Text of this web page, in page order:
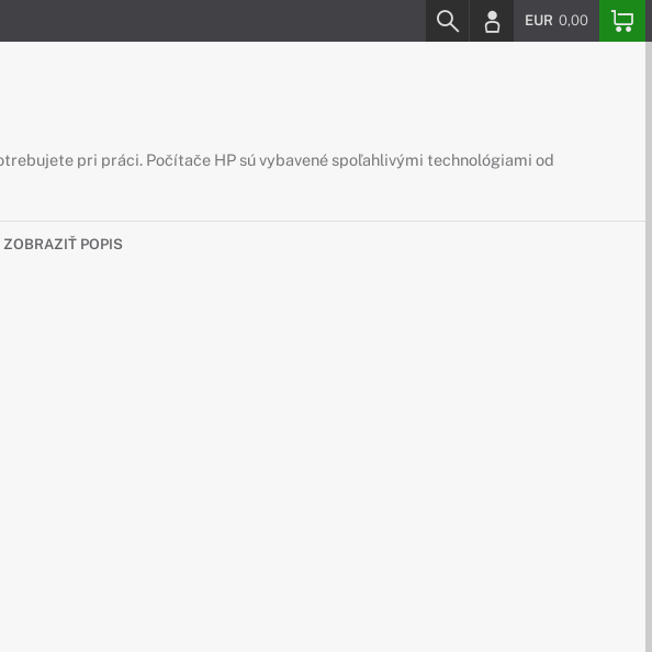
EUR 0,00
pri práci. Počítače HP sú vybavené spoľahlivými technológiami od
ZOBRAZIŤ POPIS